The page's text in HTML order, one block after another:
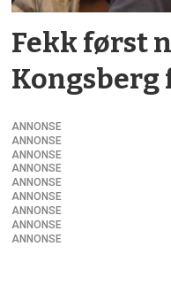
Fekk først
Kongsberg
ANNONSE
ANNONSE
ANNONSE
ANNONSE
ANNONSE
ANNONSE
ANNONSE
ANNONSE
ANNONSE